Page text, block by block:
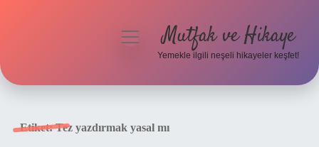
menüyüMutfak ve Hikaye
Yemekle ilgili neşeli hikayeler keşfet!
Etiket:Tez yazdırmak yasal mı